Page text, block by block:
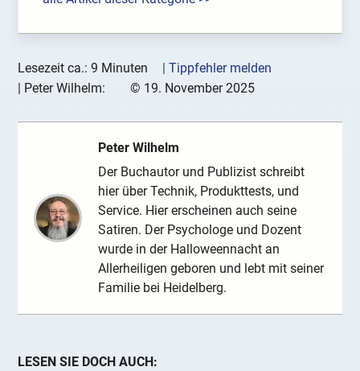
Lesezeit ca.: 9 Minuten
| Tippfehler melden
| Peter Wilhelm: © 19. November 2025
Peter Wilhelm
Der Buchautor und Publizist schreibt
hier über Technik, Produkttests, und
Service. Hier erscheinen auch seine
Satiren. Der Psychologe und Dozent
wurde in der Halloweennacht an
Allerheiligen geboren und lebt mit seiner
Familie bei Heidelberg.
LESEN SIE DOCH AUCH: